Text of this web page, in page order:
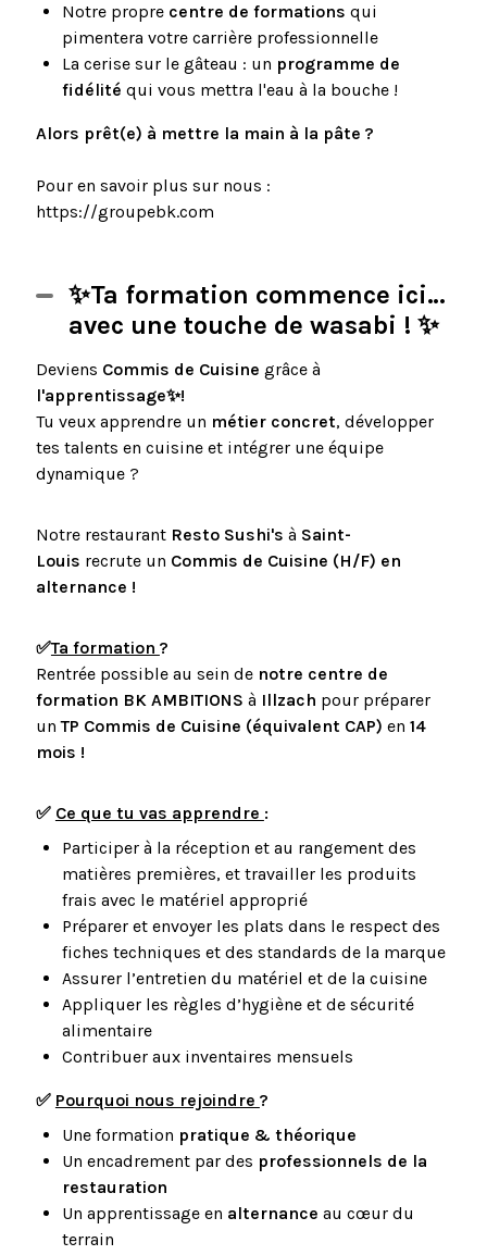
Notre propre centre de formations qui
pimentera votre carrière professionnelle
La cerise sur le gâteau : un programme de
fidélité qui vous mettra l'eau à la bouche !
Alors prêt(e) à mettre la main à la pâte ?
Pour en savoir plus sur nous :
https://groupebk.com
✨Ta formation commence ici…
avec une touche de wasabi ! ✨
Deviens Commis de Cuisine grâce à
l'apprentissage✨!
Tu veux apprendre un métier concret, développer
tes talents en cuisine et intégrer une équipe
dynamique ?
Notre restaurant Resto Sushi's à Saint-
Louis recrute un Commis de Cuisine (H/F) en
alternance !
✅Ta formation ?
Rentrée possible au sein de notre centre de
formation BK AMBITIONS à Illzach pour préparer
unTP Commis de Cuisine (équivalent CAP) en 14
mois !
✅ Ce que tu vas apprendre :
Participer à la réception et au rangement des
matières premières, et travailler les produits
frais avec le matériel approprié
Préparer et envoyer les plats dans le respect des
fiches techniques et des standards de la marque
Assurer l’entretien du matériel et de la cuisine
Appliquer les règles d’hygiène et de sécurité
alimentaire
Contribuer aux inventaires mensuels
✅ Pourquoi nous rejoindre ?
Une formation pratique & théorique
Un encadrement par des professionnels de la
restauration
Un apprentissage en alternance au cœur du
terrain